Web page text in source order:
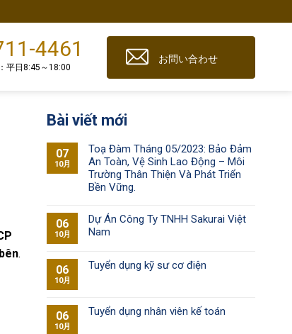
4461
平日8:45～18:00
お問い合わせ
.
Bài viết mới
07
10月
Toạ Đàm Tháng 05/2023: Bảo Đảm
An Toàn, Vệ Sinh Lao Động – Môi
Trường Thân Thiện Và Phát Triển
Bền Vững.
06
10月
Dự Án Công Ty TNHH Sakurai Việt
Nam
06
10月
Tuyển dụng kỹ sư cơ điện
06
10月
Tuyển dụng nhân viên kế toán